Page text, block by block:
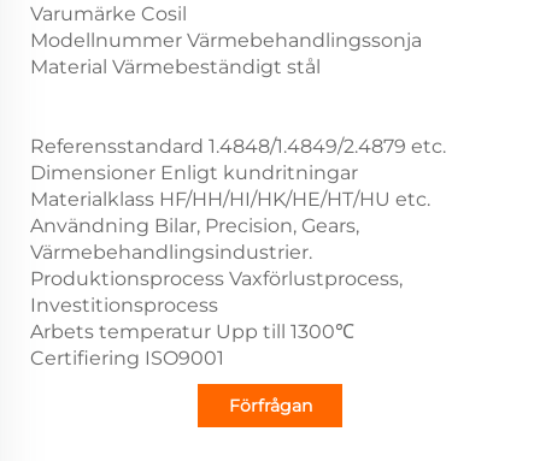
Varumärke Cosil
Modellnummer Värmebehandlingssonja
Material Värmebeständigt stål
Referensstandard 1.4848/1.4849/2.4879 etc.
Dimensioner Enligt kundritningar
Materialklass HF/HH/HI/HK/HE/HT/HU etc.
Användning Bilar, Precision, Gears,
Värmebehandlingsindustrier.
Produktionsprocess Vaxförlustprocess,
Investitionsprocess
Arbets temperatur Upp till 1300℃
Certifiering ISO9001
Förfrågan